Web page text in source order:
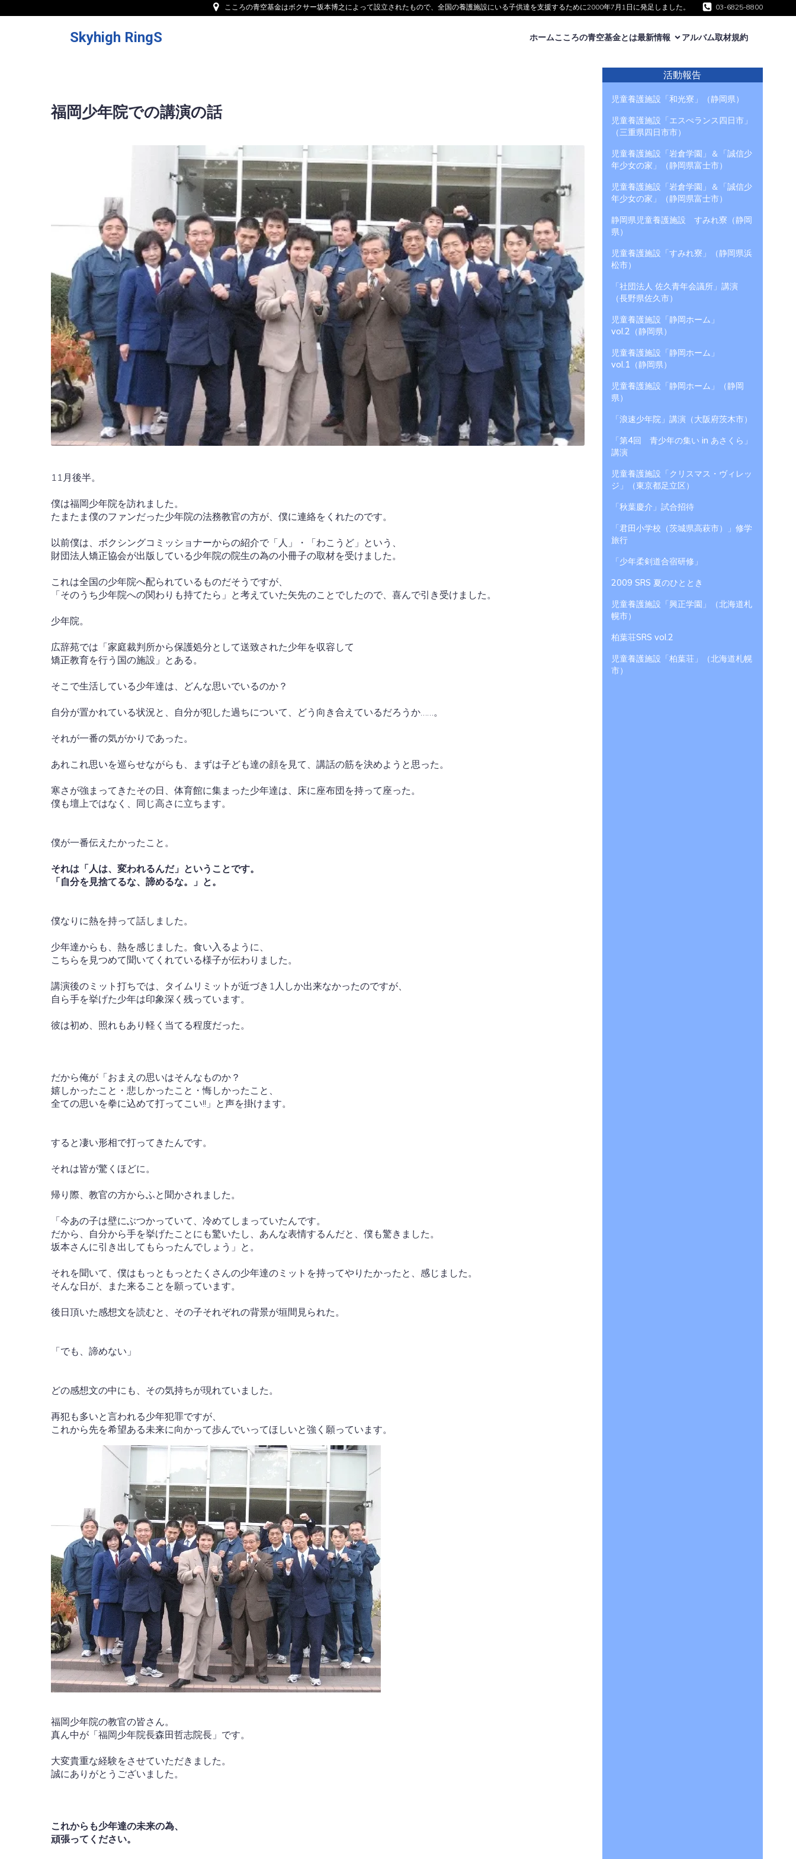
こころの青空基金はボクサー坂本博之によって設立されたもので、全国の養護施設にいる子供達を支援するために2000年7月1日に発足しました。 03-6825-8800
Skyhigh RingS ホームこころの青空基金とは最新情報 アルバム取材規約
福岡少年院での講演の話
11月後半。
僕は福岡少年院を訪れました。
たまたま僕のファンだった少年院の法務教官の方が、僕に連絡をくれたのです。
以前僕は、ボクシングコミッショナーからの紹介で「人」・「わこうど」という、
財団法人矯正協会が出版している少年院の院生の為の小冊子の取材を受けました。
これは全国の少年院へ配られているものだそうですが、
「そのうち少年院への関わりも持てたら」と考えていた矢先のことでしたので、喜んで引き受けました。
少年院。
広辞苑では「家庭裁判所から保護処分として送致された少年を収容して
矯正教育を行う国の施設」とある。
そこで生活している少年達は、どんな思いでいるのか？
自分が置かれている状況と、自分が犯した過ちについて、どう向き合えているだろうか……。
それが一番の気がかりであった。
あれこれ思いを巡らせながらも、まずは子ども達の顔を見て、講話の筋を決めようと思った。
寒さが強まってきたその日、体育館に集まった少年達は、床に座布団を持って座った。
僕も壇上ではなく、同じ高さに立ちます。
僕が一番伝えたかったこと。
それは「人は、変われるんだ」ということです。
「自分を見捨てるな、諦めるな。」と。
僕なりに熱を持って話しました。
少年達からも、熱を感じました。食い入るように、
こちらを見つめて聞いてくれている様子が伝わりました。
講演後のミット打ちでは、タイムリミットが近づき1人しか出来なかったのですが、
自ら手を挙げた少年は印象深く残っています。
彼は初め、照れもあり軽く当てる程度だった。
だから俺が「おまえの思いはそんなものか？
嬉しかったこと・悲しかったこと・悔しかったこと、
全ての思いを拳に込めて打ってこい!!」と声を掛けます。
すると凄い形相で打ってきたんです。
それは皆が驚くほどに。
帰り際、教官の方からふと聞かされました。
「今あの子は壁にぶつかっていて、冷めてしまっていたんです。
だから、自分から手を挙げたことにも驚いたし、あんな表情するんだと、僕も驚きました。
坂本さんに引き出してもらったんでしょう」と。
それを聞いて、僕はもっともっとたくさんの少年達のミットを持ってやりたかったと、感じました。
そんな日が、また来ることを願っています。
後日頂いた感想文を読むと、その子それぞれの背景が垣間見られた。
「でも、諦めない」
どの感想文の中にも、その気持ちが現れていました。
再犯も多いと言われる少年犯罪ですが、
これから先を希望ある未来に向かって歩んでいってほしいと強く願っています。
福岡少年院の教官の皆さん。
真ん中が「福岡少年院長森田哲志院長」です。
大変貴重な経験をさせていただきました。
誠にありがとうございました。
これからも少年達の未来の為、
頑張ってください。
活動報告
児童養護施設「和光寮」（静岡県）
児童養護施設「エスぺランス四日市」
（三重県四日市市）
児童養護施設「岩倉学園」＆「誠信少
年少女の家」（静岡県富士市）
児童養護施設「岩倉学園」＆「誠信少
年少女の家」（静岡県富士市）
静岡県児童養護施設 すみれ寮（静岡
県）
児童養護施設「すみれ寮」（静岡県浜
松市）
「社団法人 佐久青年会議所」講演
（長野県佐久市）
児童養護施設「静岡ホーム」
vol.2（静岡県）
児童養護施設「静岡ホーム」
vol.1（静岡県）
児童養護施設「静岡ホーム」（静岡
県）
「浪速少年院」講演（大阪府茨木市）
「第4回 青少年の集い in あさくら」
講演
児童養護施設「クリスマス・ヴィレッ
ジ」（東京都足立区）
「秋葉慶介」試合招待
「君田小学校（茨城県高萩市）」修学
旅行
「少年柔剣道合宿研修」
2009 SRS 夏のひととき
児童養護施設「興正学園」（北海道札
幌市）
柏葉荘SRS vol.2
児童養護施設「柏葉荘」（北海道札幌
市）